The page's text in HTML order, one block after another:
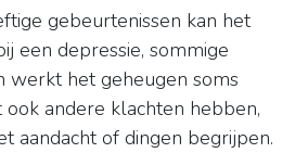
gebeurtenissen kan het
een depressie, sommige
werkt het geheugen soms
andere klachten hebben,
aandacht of dingen begrijpen.